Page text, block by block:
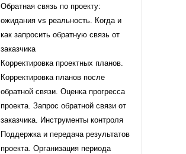
Обратная связь по проекту:
ожидания vs реальность. Когда и
как запросить обратную связь от
заказчика
Корректировка проектных планов.
Корректировка планов после
обратной связи. Оценка прогресса
проекта. Запрос обратной связи от
заказчика. Инструменты контроля
Поддержка и передача результатов
проекта. Организация периода